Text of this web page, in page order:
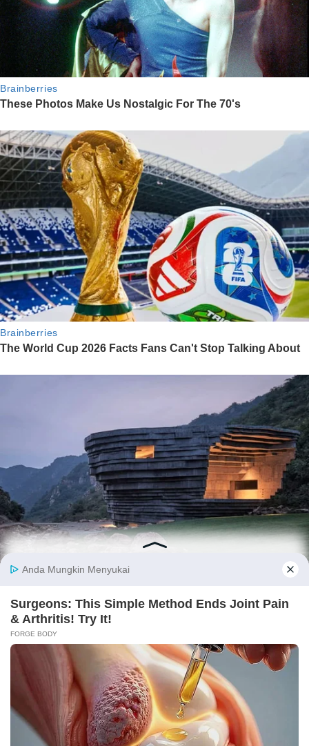
Berhasil tersimpan!
10 Aplikasi Desain Kamar Tidur yan
Sebelumnya
8 Inspirasi Ruang Terbuka di
Dalam Rumah yang Asri dan
Sejuk
Selanjutnya
5 Inspirasi Desain Rumah Anti
Banjir dan Cara
Membangunnya
Panduan Terkait